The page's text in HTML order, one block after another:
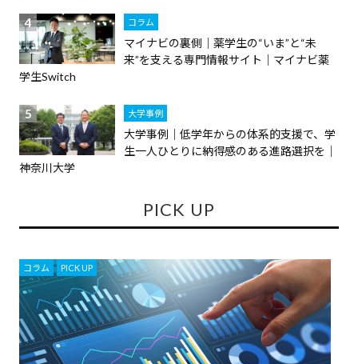
コラム
マイナビの裏側｜薬学生の“いま”と“未
来”を支える専門情報サイト｜マイナビ薬
学生Switch
大学事例
大学事例｜低学年からの体系的支援で、学
生一人ひとりに納得感のある進路選択を｜
神奈川大学
PICK UP
コラム , PICK UP